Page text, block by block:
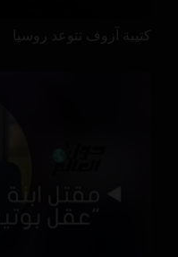
كتيبة آزوف تتوعد روسيا